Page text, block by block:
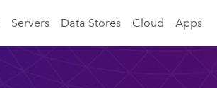
Servers Data Stores Cloud Apps